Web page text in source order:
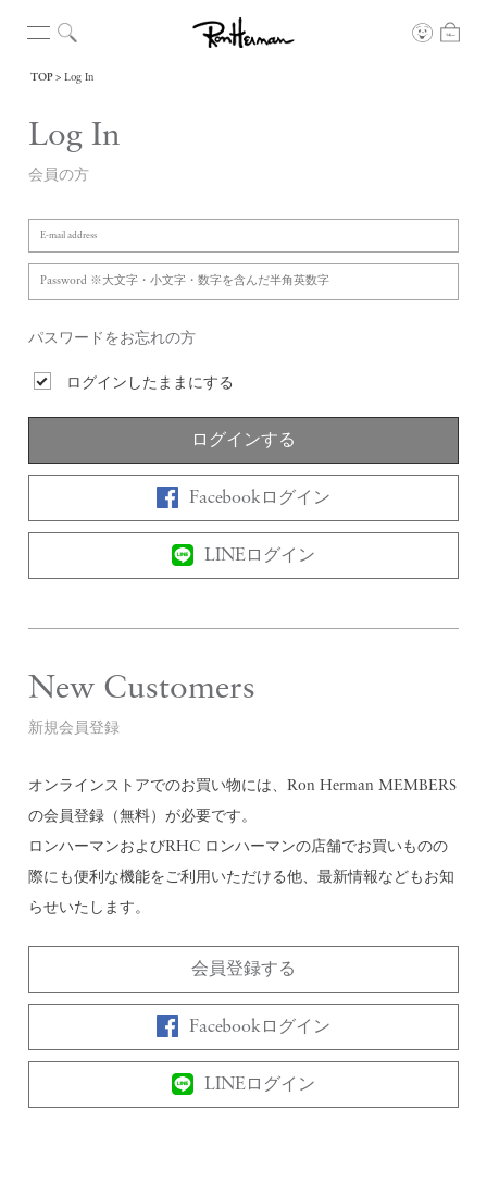
TOP Log In
Log In
会員の方
パスワードをお忘れの方
ログインしたままにする
ログインする
Facebookログイン
LINEログイン
New Customers
新規会員登録
オンラインストアでのお買い物には、Ron Herman MEMBERS
の会員登録（無料）が必要です。
ロンハーマンおよびRHC ロンハーマンの店舗でお買いものの
際にも便利な機能をご利用いただける他、最新情報などもお知
らせいたします。
会員登録する
Facebookログイン
LINEログイン